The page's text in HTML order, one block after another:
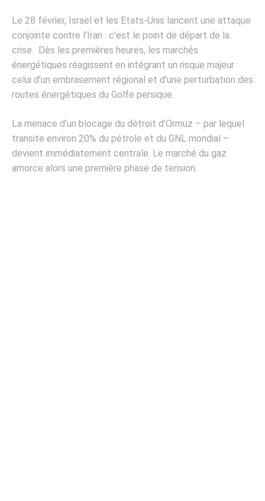
Le 28 février, Israël et les Etats-Unis lancent une attaque
conjointe contre l’Iran : c’est le point de départ de la
crise. Dès les premières heures, les marchés
énergétiques réagissent en intégrant un risque majeur :
celui d’un embrasement régional et d’une perturbation des
routes énergétiques du Golfe persique.
La menace d’un blocage du détroit d’Ormuz – par lequel
transite environ 20% du pétrole et du GNL mondial –
devient immédiatement centrale. Le marché du gaz
amorce alors une première phase de tension.